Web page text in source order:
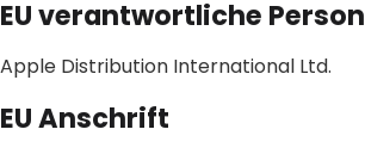
EU verantwortliche Person
Apple Distribution International Ltd.
EU Anschrift